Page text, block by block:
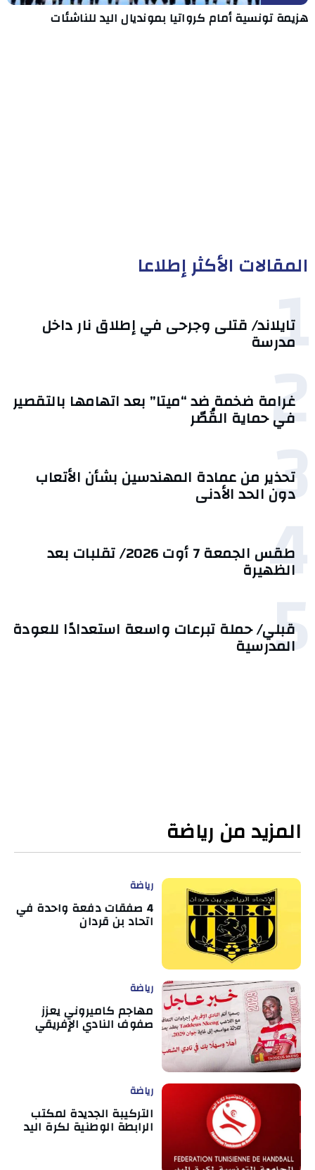
هزيمة تونسية أمام كرواتيا بمونديال اليد للناشئات
المقالات الأكثر إطلاعا
1
تايلاند/ قتلى وجرحى في إطلاق نار داخل
مدرسة
2
غرامة ضخمة ضد “ميتا” بعد اتهامها بالتقصير
في حماية القُصّر
3
تحذير من عمادة المهندسين بشأن الأتعاب
دون الحد الأدنى
4 طقس الجمعة 7 أوت 2026/ تقلبات بعد
الظهيرة
5
قبلي/ حملة تبرعات واسعة استعدادًا للعودة
المدرسية
المزيد من رياضة
رياضة
4 صفقات دفعة واحدة في
اتحاد بن قردان
رياضة
مهاجم كاميروني يعزز
صفوف النادي الإفريقي
رياضة
التركيبة الجديدة لمكتب
الرابطة الوطنية لكرة اليد